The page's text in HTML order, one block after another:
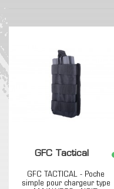
GFC Tactical
GFC TACTICAL - Poche
simple pour chargeur type